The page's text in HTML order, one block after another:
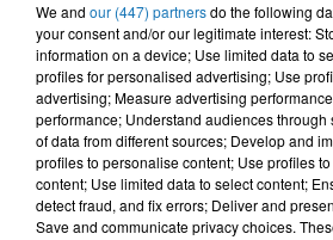
Ont également été évoqués, la
culte musulman par des fonds
problématique des agressions
S’agissant de ce dernier sujet, le
abordé la « sécurisation de lieux de
« est inadmissible qu’une femme
retirer son voile par des groupuscules.
We and our (447) partnersdo the following
your consent and/or our legitimate interest:
information on a device; Use limited data to
profiles for personalised advertising; Use
advertising; Measure advertising
performance; Understand audiences through
of data from different sources; Develop and
profiles to personalise content; Use profiles
content; Use limited data to select content;
detect fraud, and fix errors; Deliver and
Save and communicate privacy choices.